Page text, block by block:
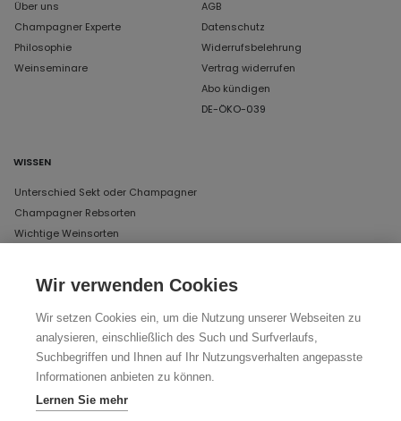
Über uns
Champagner Experte
Philosophie
Weinseminare
AGB
Datenschutz
Widerrufsbelehrung
Vertrag widerrufen
Abo kündigen
DE-ÖKO-039
WISSEN
Unterschied Sekt oder Champagner
Champagner Rebsorten
Wichtige Weinsorten
UNSERE ÖFFNUNGSZEITEN IN MÜNCHEN
DAS LAGER
Donnerstag und Freitag von 12 bis 18 Uhr
Ihr Weg zu uns
Wir verwenden Cookies
Wir setzen Cookies ein, um die Nutzung unserer Webseiten zu
analysieren, einschließlich des Such und Surfverlaufs,
Suchbegriffen und Ihnen auf Ihr Nutzungsverhalten angepasste
Informationen anbieten zu können.
Lernen Sie mehr